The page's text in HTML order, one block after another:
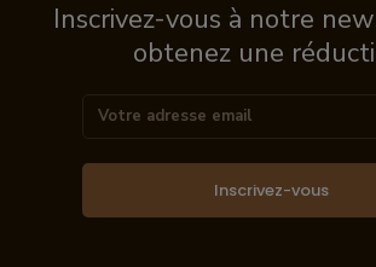
Inscrivez-vous à notre
obtenez une
Inscrivez-vous